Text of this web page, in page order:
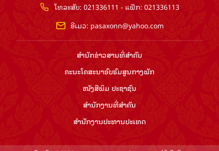
ໂທລະສັບ: 021336111 - ແຟັກ: 021336113
ອີເມວ: pasaxonn@yahoo.com
ສຳ​ນັກ​ຂ່າວ​ສານ​ທີ່​ສຳ​ຄັນ​
ຄະນະໂຄສະນາອົບຮົມ​ສູນ​ກາງ​ພັກ
ໜັງສືພິມ ປະ​ຊາ​ຊົນ
ສຳ​ນັກ​ງານ​ທີ່​ສຳ​ຄັນ
ສຳ​ນັກ​ງານ​ປະ​ທານ​ປະ​ເທດ